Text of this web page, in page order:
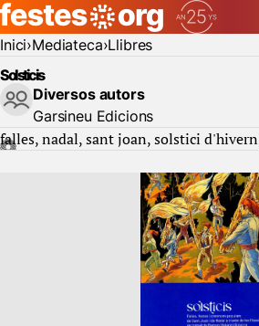
Inici Mediateca Llibres
Solsticis
Diversos autors
Garsineu Edicions
falles nadal sant joan solstici d'hivern